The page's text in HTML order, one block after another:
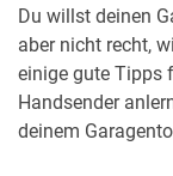
Du willst deinen
aber nicht recht,
einige gute Tipps
Handsender
deinem